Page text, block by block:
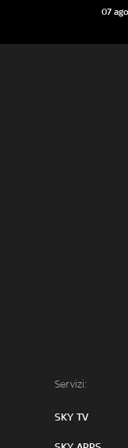
07
Servizi:
SKY TV